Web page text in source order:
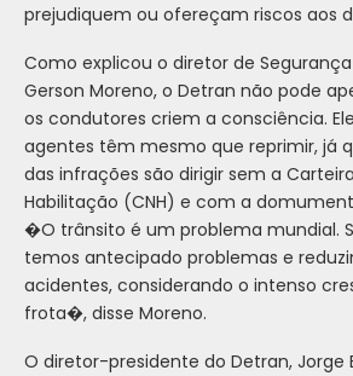
prejudiquem ou ofereçam riscos aos
Como explicou o diretor de
Gerson Moreno, o Detran não pode
os condutores criem a consciência.
agentes têm mesmo que reprimir, já
das infrações são dirigir sem a
Habilitação (CNH) e com a
�O trânsito é um problema mundial.
temos antecipado problemas e
acidentes, considerando o intenso
frota�, disse Moreno.
O diretor-presidente do Detran, Jorge